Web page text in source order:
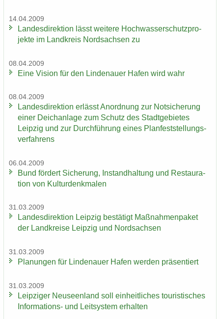
14.04.2009
Lan­des­di­rek­ti­on lässt wei­te­re Hoch­was­ser­schutz­pro­
jek­te im Land­kreis Nord­sach­sen zu
08.04.2009
Eine Vi­si­on für den Lin­de­nau­er Hafen wird wahr
08.04.2009
Lan­des­di­rek­ti­on er­lässt An­ord­nung zur Not­si­che­rung
einer Deich­an­la­ge zum Schutz des Stadt­ge­bie­tes
Leip­zig und zur Durch­füh­rung eines Plan­fest­stel­lungs­
ver­fah­rens
06.04.2009
Bund för­dert Si­che­rung, In­stand­hal­tung und Re­stau­ra­
ti­on von Kul­tur­denk­ma­len
31.03.2009
Lan­des­di­rek­ti­on Leip­zig be­stä­tigt Maß­nah­men­pa­ket
der Land­krei­se Leip­zig und Nord­sach­sen
31.03.2009
Pla­nun­gen für Lin­de­nau­er Hafen wer­den prä­sen­tiert
31.03.2009
Leip­zi­ger Neu­seen­land soll ein­heit­li­ches tou­ris­ti­sches
Informations-​ und Leit­sys­tem er­hal­ten